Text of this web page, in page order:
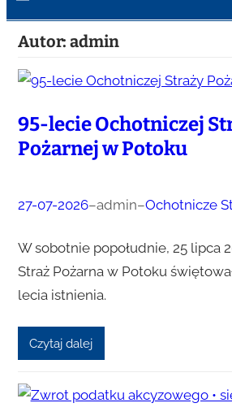
Autor: admin
95-lecie Ochotniczej
Pożarnej w Potoku
27-07-2026–admin–Ochotnicze
W sobotnie popołudnie, 25 lipca
Straż Pożarna w Potoku
lecia istnienia.
Czytaj dalej